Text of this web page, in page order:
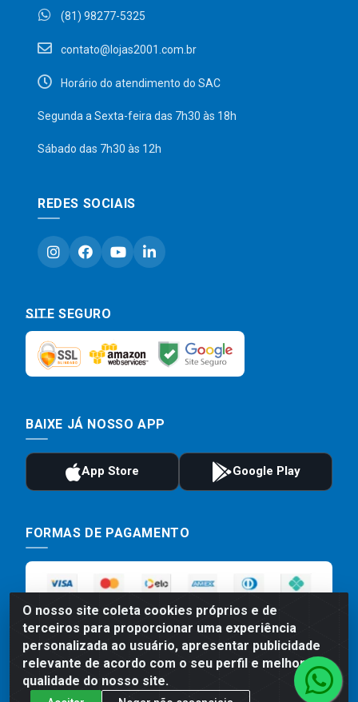
O nosso site coleta cookies próprios e de
terceiros para proporcionar uma experiência
personalizada ao usuário, apresentar publicidade
relevante de acordo com o seu perfil e melhorar a
qualidade do nosso site.
(81) 98277-5325
contato@lojas2001.com.br
Horário do atendimento do SAC
Segunda a Sexta-feira das 7h30 às 18h
Sábado das 7h30 às 12h
REDES SOCIAIS
SITE SEGURO
BAIXE JÁ NOSSO APP
FORMAS DE PAGAMENTO
Preços, promoções, condições de pagamento e frete são válidos